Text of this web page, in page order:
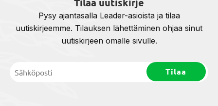
Tilaa uutiskirje
Pysy ajantasalla Leader-asioista ja tilaa
uutiskirjeemme. Tilauksen lähettäminen ohjaa sinut
uutiskirjeen omalle sivulle.